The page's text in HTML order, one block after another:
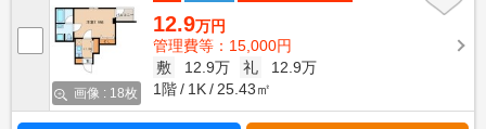
画像 : 18枚
12.9万円
管理費等：15,000円
敷
12.9万 礼
12.9万
1階
1K 25.43㎡